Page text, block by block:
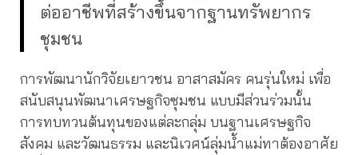
ต่ออาชีพที่สร้างขึ้นจากฐานทรัพยากร
ชุมชน
การพัฒนานักวิจัยเยาวชน อาสาสมัคร คนรุ่นใหม่ เพื่อ
สนับสนุนพัฒนาเศรษฐกิจซุมชน แบบมีส่วนร่วมนั้น
การทบทวนต้นทุนของแต่ละกลุ่ม บนฐานเศรษฐกิจ
สังคม และวัฒนธรรม และนิเวศน์ลุ่มน้ำแม่ทาต้องอาศัย